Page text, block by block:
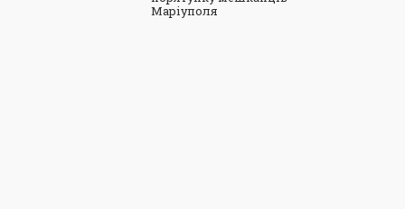
Маріуполя